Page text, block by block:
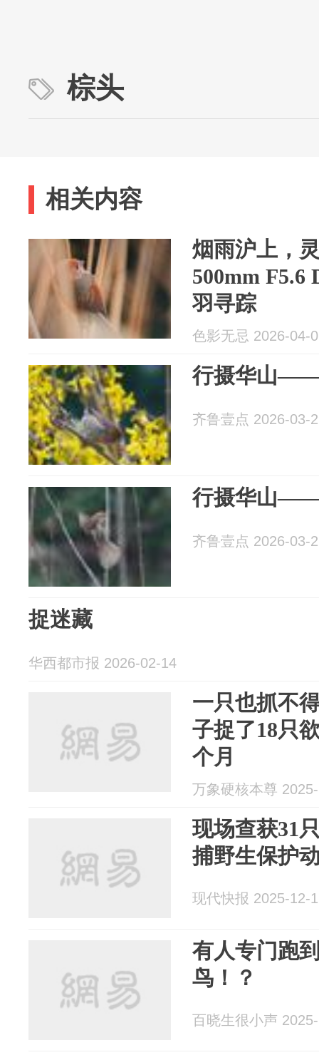
棕头
相关内容
烟雨沪上，
500mm F5.6
羽寻踪
色影无忌 2026-04-
行摄华山——
齐鲁壹点 2026-03-
行摄华山——
齐鲁壹点 2026-03-
捉迷藏
华西都市报 2026-02-14
一只也抓不
子捉了18只
个月
万象硬核本尊
现场查获31
捕野生保护
现代快报 2025-12-
有人专门跑
鸟！？
百晓生很小声